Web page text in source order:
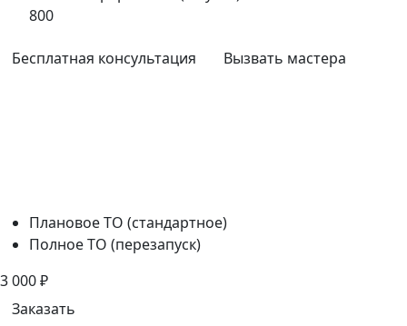
800
Бесплатная консультация Вызвать мастера
Плановое ТО (стандартное)
Полное ТО (перезапуск)
3 000₽
Заказать